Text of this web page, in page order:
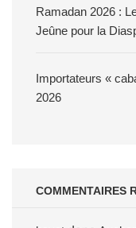
Ramadan 2026 :
Jeûne pour la
Importateurs «
2026
COMMENTAIRES